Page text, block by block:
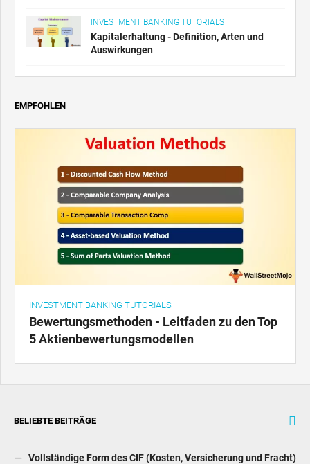
INVESTMENT BANKING TUTORIALS
Kapitalerhaltung - Definition, Arten und
Auswirkungen
EMPFOHLEN
INVESTMENT BANKING TUTORIALS
Bewertungsmethoden - Leitfaden zu den Top
5 Aktienbewertungsmodellen
BELIEBTE BEITRÄGE
Vollständige Form des CIF (Kosten, Versicherung und Fracht)